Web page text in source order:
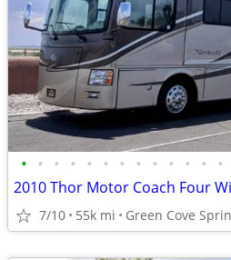
• • • • • • • • • • • • •
2010 Thor Motor Coach Four
7/10 55k mi Green Cove